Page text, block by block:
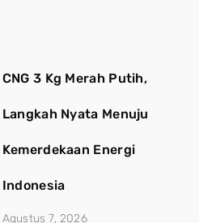
CNG 3 Kg Merah Putih,
Langkah Nyata Menuju
Kemerdekaan Energi
Indonesia
Agustus 7, 2026